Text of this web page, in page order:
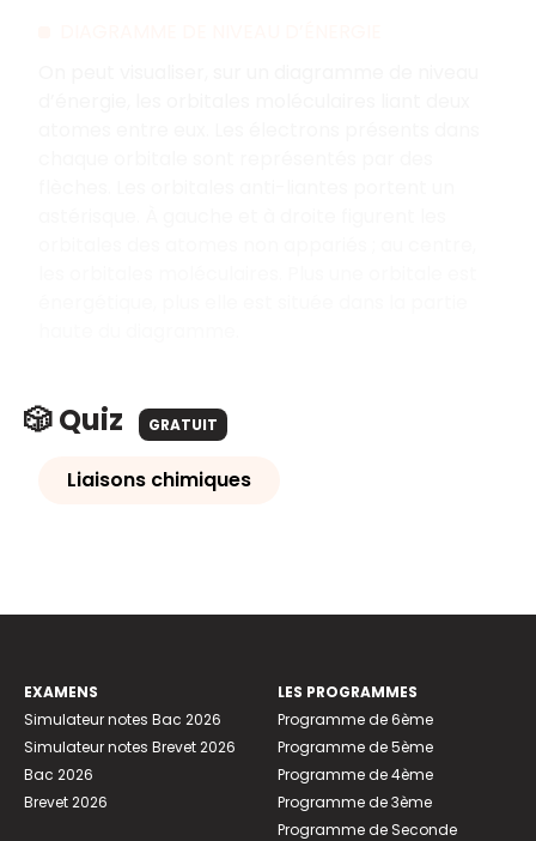
🎲 Quiz GRATUIT
Liaisons chimiques
EXAMENS
Simulateur notes Bac 2026
Simulateur notes Brevet 2026
Bac 2026
Brevet 2026
LES PROGRAMMES
Programme de 6ème
Programme de 5ème
Programme de 4ème
Programme de 3ème
Programme de Seconde